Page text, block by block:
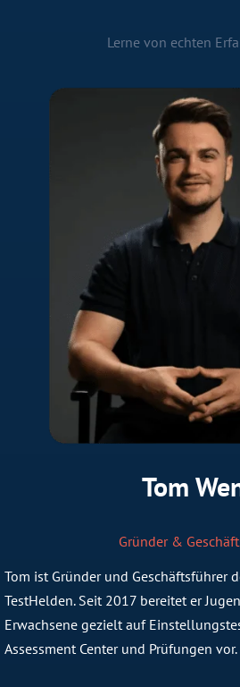
Lerne von echten
Tom
Gründer &
Tom ist Gründer und Geschäftsführer
TestHelden. Seit 2017 bereitet er
Erwachsene gezielt auf
Assessment Center und Prüfungen vor.